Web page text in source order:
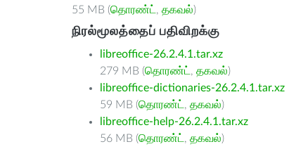
55 MB (தொரண்ட் , தகவல்)
நிரல்மூலத்தைப் பதிவிறக்கு
libreoffice-26.2.4.1.tar.xz
279 MB (தொரண்ட் , தகவல்)
libreoffice-dictionaries-26.2.4.1.tar.xz
59 MB (தொரண்ட் , தகவல்)
libreoffice-help-26.2.4.1.tar.xz
56 MB (தொரண்ட் , தகவல்)